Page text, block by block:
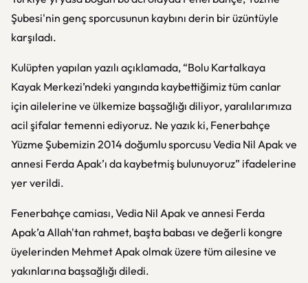
Şubesi'nin genç sporcusunun kaybını derin bir üzüntüyle
karşıladı.
Kulüpten yapılan yazılı açıklamada, “Bolu Kartalkaya
Kayak Merkezi’ndeki yangında kaybettiğimiz tüm canlar
için ailelerine ve ülkemize başsağlığı diliyor, yaralılarımıza
acil şifalar temenni ediyoruz. Ne yazık ki, Fenerbahçe
Yüzme Şubemizin 2014 doğumlu sporcusu Vedia Nil Apak ve
annesi Ferda Apak’ı da kaybetmiş bulunuyoruz” ifadelerine
yer verildi.
Fenerbahçe camiası, Vedia Nil Apak ve annesi Ferda
Apak’a Allah'tan rahmet, başta babası ve değerli kongre
üyelerinden Mehmet Apak olmak üzere tüm ailesine ve
yakınlarına başsağlığı diledi.